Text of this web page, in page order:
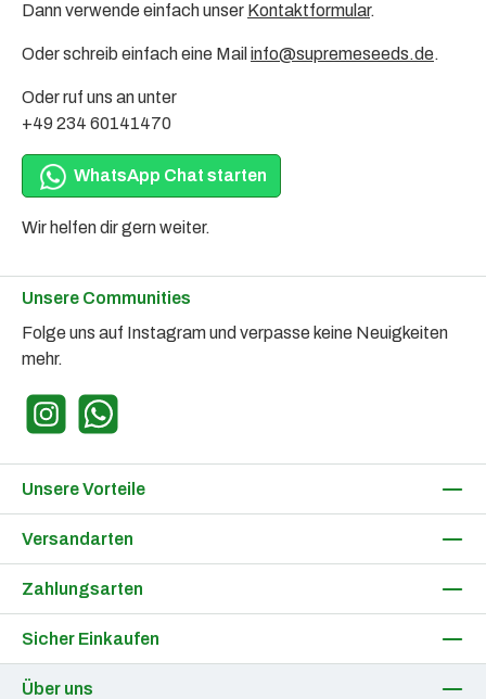
Dann verwende einfach unser Kontaktformular.
Oder schreib einfach eine Mail info@supremeseeds.de.
Oder ruf uns an unter
+49 234 60141470
WhatsApp Chat starten
Wir helfen dir gern weiter.
Unsere Communities
Folge uns auf Instagram und verpasse keine Neuigkeiten
mehr.
InstagramWhatsApp
Unsere Vorteile
Versandarten
Zahlungsarten
Sicher Einkaufen
Über uns